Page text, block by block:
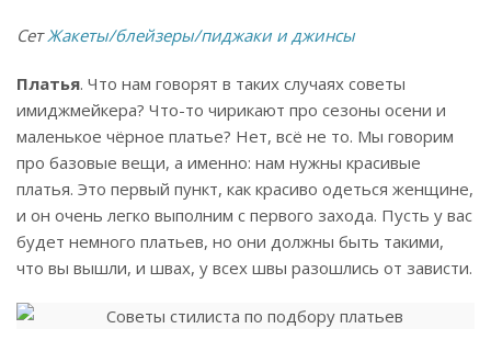
СетЖакеты/блейзеры/пиджаки и джинсы
Платья. Что нам говорят в таких случаях советы
имиджмейкера? Что-то чирикают про сезоны осени и
маленькое чёрное платье? Нет, всё не то. Мы говорим
про базовые вещи, а именно: нам нужны красивые
платья. Это первый пункт, как красиво одеться женщине,
и он очень легко выполним с первого захода. Пусть у вас
будет немного платьев, но они должны быть такими,
что вы вышли, и швах, у всех швы разошлись от зависти.